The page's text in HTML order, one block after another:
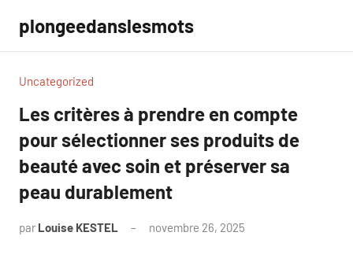
contenu
plongeedanslesmots
Uncategorized
Les critères à prendre en compte
pour sélectionner ses produits de
beauté avec soin et préserver sa
peau durablement
par Louise KESTEL novembre 26, 2025